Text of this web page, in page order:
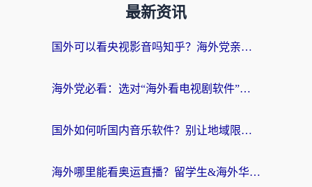
最新资讯
国外可以看央视影音吗知乎？海外党亲测有效的回国加速方案
海外党必看：选对“海外看电视剧软件”，再也不用愁国内剧刷不了
国外如何听国内音乐软件？别让地域限制，断了你的中文歌单
海外哪里能看奥运直播？留学生&海外华人必看的体育赛事观赛终极指南